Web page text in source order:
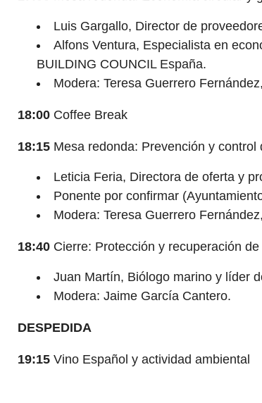
Luis Gargallo, Director de
Alfons Ventura, Especialista en
BUILDING COUNCIL España.
Modera: Teresa Guerrero
18:00 Coffee Break
18:15 Mesa redonda: Prevención y control
Leticia Feria, Directora de oferta y
Ponente por confirmar
Modera: Teresa Guerrero
18:40 Cierre: Protección y recuperación
Juan Martín, Biólogo marino y líder
Modera: Jaime García Cantero.
DESPEDIDA
19:15 Vino Español y actividad ambiental